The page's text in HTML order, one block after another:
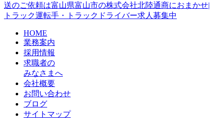
送のご依頼は富山県富山市の株式会社北陸通商におまかせ|
トラック運転手・トラックドライバー求人募集中
HOME
業務案内
採用情報
求職者の
みなさまへ
会社概要
お問い合わせ
ブログ
サイトマップ